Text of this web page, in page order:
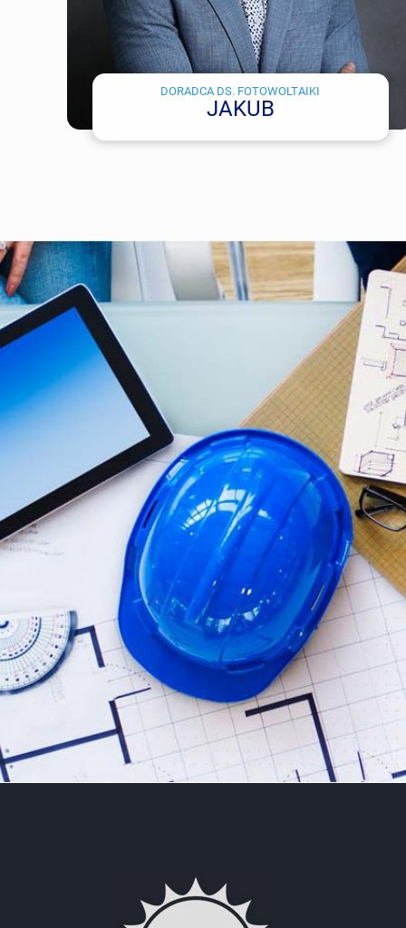
DORADCA DS. FOTOWOLTAIKI
JAKUB